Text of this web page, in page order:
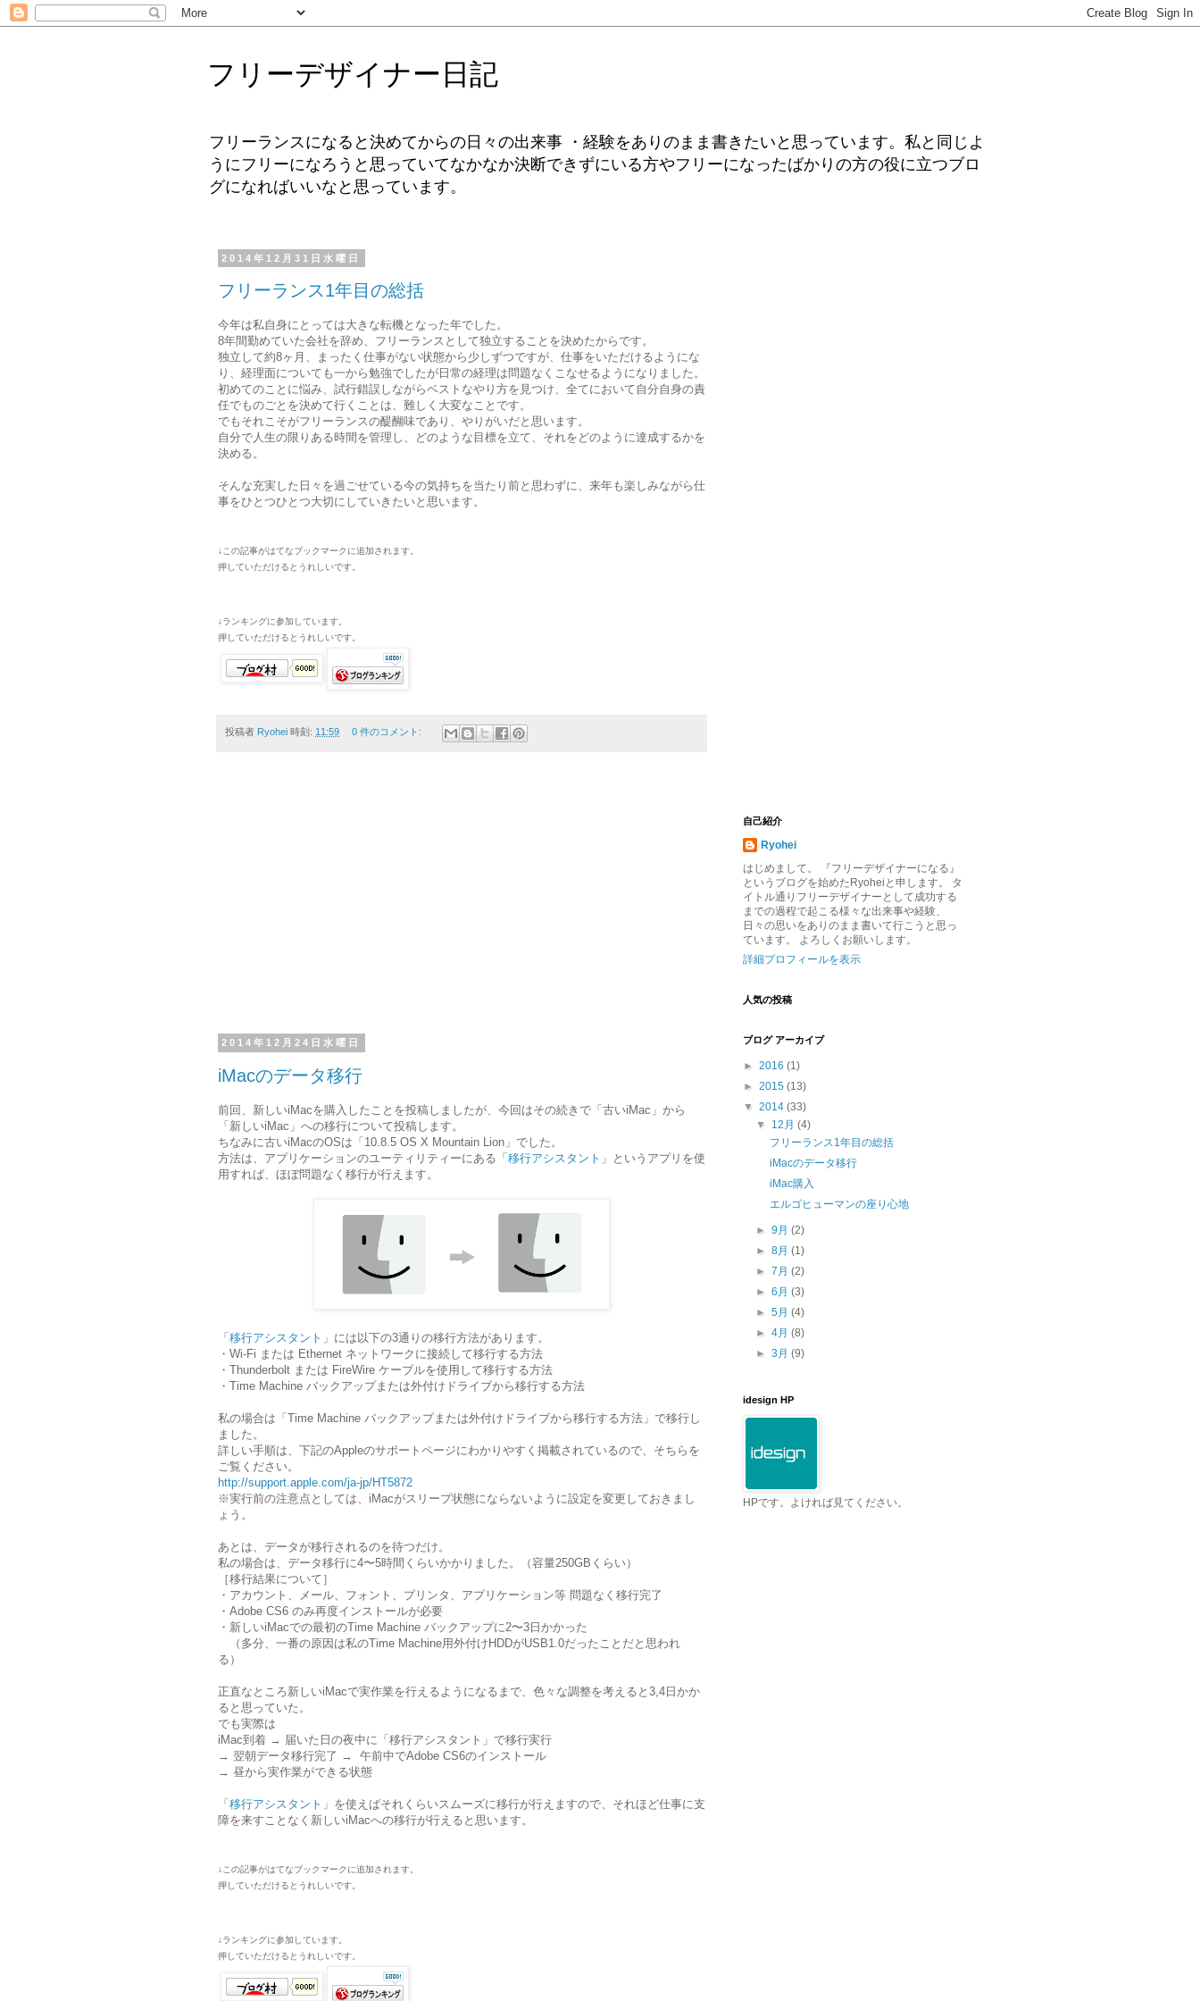
フリーデザイナー日記
フリーランスになると決めてからの日々の出来事 ・経験をありのまま書きたいと思っています。私と同じよ
うにフリーになろうと思っていてなかなか決断できずにいる方やフリーになったばかりの方の役に立つブロ
グになればいいなと思っています。
2014年12月31日水曜日
フリーランス1年目の総括
今年は私自身にとっては大きな転機となった年でした。
8年間勤めていた会社を辞め、フリーランスとして独立することを決めたからです。
独立して約8ヶ月、まったく仕事がない状態から少しずつですが、仕事をいただけるようにな
り、経理面についても一から勉強でしたが日常の経理は問題なくこなせるようになりました。
初めてのことに悩み、試行錯誤しながらベストなやり方を見つけ、全てにおいて自分自身の責
任でものごとを決めて行くことは、難しく大変なことです。
でもそれこそがフリーランスの醍醐味であり、やりがいだと思います。
自分で人生の限りある時間を管理し、どのような目標を立て、それをどのように達成するかを
決める。
そんな充実した日々を過ごせている今の気持ちを当たり前と思わずに、来年も楽しみながら仕
事をひとつひとつ大切にしていきたいと思います。
↓この記事がはてなブックマークに追加されます。
押していただけるとうれしいです。
↓ランキングに参加しています。
押していただけるとうれしいです。
投稿者 Ryohei 時刻: 11:59 0 件のコメント:
2014年12月24日水曜日
iMacのデータ移行
前回、新しいiMacを購入したことを投稿しましたが、今回はその続きで「古いiMac」から
「新しいiMac」への移行について投稿します。
ちなみに古いiMacのOSは「10.8.5 OS X Mountain Lion」でした。
方法は、アプリケーションのユーティリティーにある「 移行アシスタント 」というアプリを使
用すれば、ほぼ問題なく移行が行えます。
「 移行アシスタント 」には以下の3通りの移行方法があります。
・Wi-Fi または Ethernet ネットワークに接続して移行する方法
・Thunderbolt または FireWire ケーブルを使用して移行する方法
・Time Machine バックアップまたは外付けドライブから移行する方法
私の場合は「Time Machine バックアップまたは外付けドライブから移行する方法」で移行し
ました。
詳しい手順は、下記のAppleのサポートページにわかりやすく掲載されているので、そちらを
ご覧ください。
http://support.apple.com/ja-jp/HT5872
※実行前の注意点としては、iMacがスリープ状態にならないように設定を変更しておきまし
ょう。
あとは、データが移行されるのを待つだけ。
私の場合は、データ移行に4〜5時間くらいかかりました。（容量250GBくらい）
［移行結果について］
・アカウント、メール、フォント、プリンタ、アプリケーション等 問題なく移行完了
・Adobe CS6 のみ再度インストールが必要
・新しいiMacでの最初のTime Machine バックアップに2〜3日かかった
（多分、一番の原因は私のTime Machine用外付けHDDがUSB1.0だったことだと思われ
る）
正直なところ新しいiMacで実作業を行えるようになるまで、色々な調整を考えると3,4日かか
ると思っていた。
でも実際は
iMac到着 → 届いた日の夜中に「移行アシスタント」で移行実行
→ 翌朝データ移行完了 → 午前中でAdobe CS6のインストール
→ 昼から実作業ができる状態
「 移行アシスタント 」を使えばそれくらいスムーズに移行が行えますので、それほど仕事に支
障を来すことなく新しいiMacへの移行が行えると思います。
↓この記事がはてなブックマークに追加されます。
押していただけるとうれしいです。
↓ランキングに参加しています。
押していただけるとうれしいです。
自己紹介
Ryohei
はじめまして。 『フリーデザイナーになる』
というブログを始めたRyoheiと申します。 タ
イトル通りフリーデザイナーとして成功する
までの過程で起こる様々な出来事や経験、
日々の思いをありのまま書いて行こうと思っ
ています。 よろしくお願いします。
詳細プロフィールを表示
人気の投稿
ブログ アーカイブ
► 2016 (1)
► 2015 (13)
▼ 2014 (33)
▼ 12月(4)
フリーランス1年目の総括
iMacのデータ移行
iMac購入
エルゴヒューマンの座り心地
►9月(2)
►8月(1)
►7月(2)
►6月(3)
►5月(4)
►4月(8)
►3月(9)
idesign HP
HPです。よければ見てください。